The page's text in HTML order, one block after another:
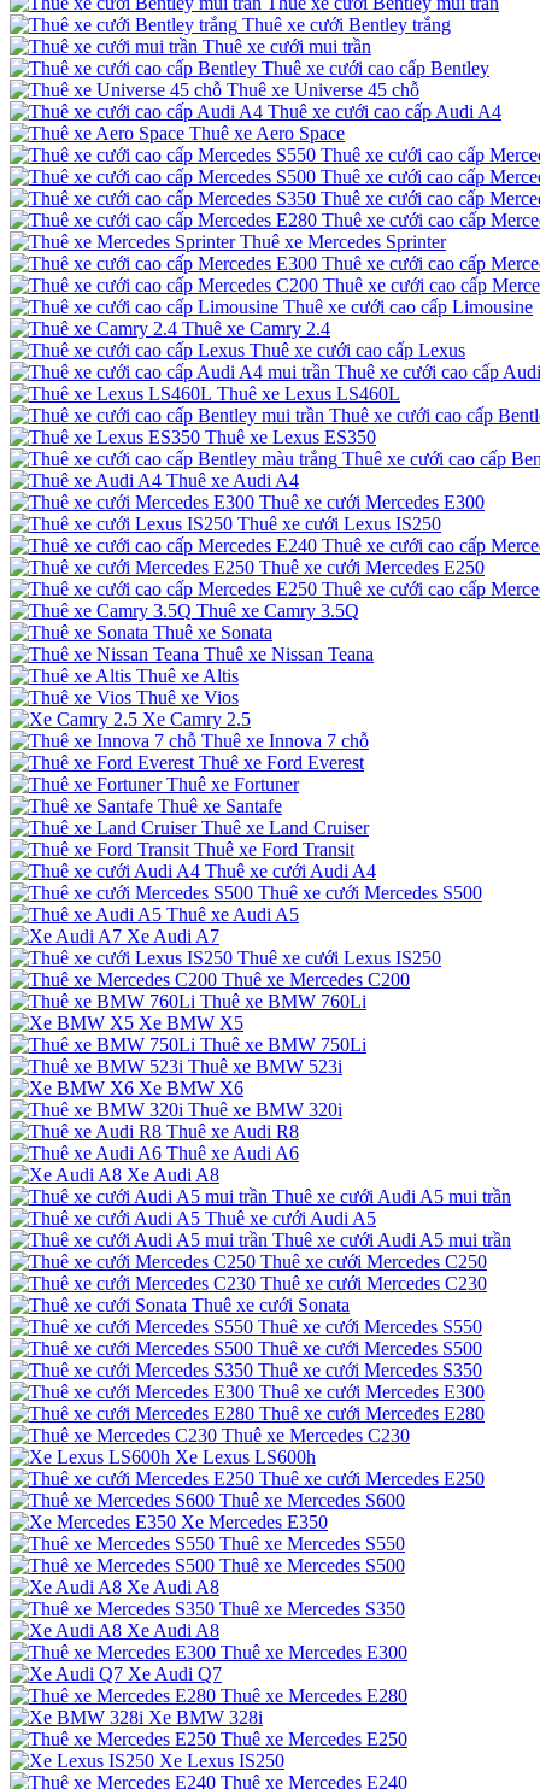
Thuê xe cưới Bentley trắng
Thuê xe cưới mui trần
Thuê xe cưới cao cấp Bentley
Thuê xe Universe 45 chỗ
Thuê xe cưới cao cấp Audi A4
Thuê xe Aero Space
Thuê xe cưới cao cấp
Thuê xe cưới cao cấp
Thuê xe cưới cao cấp
Thuê xe cưới cao cấp
Thuê xe Mercedes Sprinter
Thuê xe cưới cao cấp
Thuê xe cưới cao cấp
Thuê xe cưới cao cấp Limousine
Thuê xe Camry 2.4
Thuê xe cưới cao cấp Lexus
Thuê xe cưới cao cấp
Thuê xe Lexus LS460L
Thuê xe cưới cao cấp
Thuê xe Lexus ES350
Thuê xe cưới cao cấp
Thuê xe Audi A4
Thuê xe cưới Mercedes E300
Thuê xe cưới Lexus IS250
Thuê xe cưới cao cấp
Thuê xe cưới Mercedes E250
Thuê xe cưới cao cấp
Thuê xe Camry 3.5Q
Thuê xe Sonata
Thuê xe Nissan Teana
Thuê xe Altis
Thuê xe Vios
Xe Camry 2.5
Thuê xe Innova 7 chỗ
Thuê xe Ford Everest
Thuê xe Fortuner
Thuê xe Santafe
Thuê xe Land Cruiser
Thuê xe Ford Transit
Thuê xe cưới Audi A4
Thuê xe cưới Mercedes S500
Thuê xe Audi A5
Xe Audi A7
Thuê xe cưới Lexus IS250
Thuê xe Mercedes C200
Thuê xe BMW 760Li
Xe BMW X5
Thuê xe BMW 750Li
Thuê xe BMW 523i
Xe BMW X6
Thuê xe BMW 320i
Thuê xe Audi R8
Thuê xe Audi A6
Xe Audi A8
Thuê xe cưới Audi A5 mui trần
Thuê xe cưới Audi A5
Thuê xe cưới Audi A5 mui trần
Thuê xe cưới Mercedes C250
Thuê xe cưới Mercedes C230
Thuê xe cưới Sonata
Thuê xe cưới Mercedes S550
Thuê xe cưới Mercedes S500
Thuê xe cưới Mercedes S350
Thuê xe cưới Mercedes E300
Thuê xe cưới Mercedes E280
Thuê xe Mercedes C230
Xe Lexus LS600h
Thuê xe cưới Mercedes E250
Thuê xe Mercedes S600
Xe Mercedes E350
Thuê xe Mercedes S550
Thuê xe Mercedes S500
Xe Audi A8
Thuê xe Mercedes S350
Xe Audi A8
Thuê xe Mercedes E300
Xe Audi Q7
Thuê xe Mercedes E280
Xe BMW 328i
Thuê xe Mercedes E250
Xe Lexus IS250
Thuê xe Mercedes E240